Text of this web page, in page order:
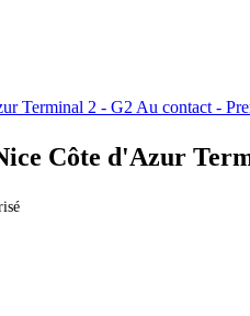
Terminal 2 - G2 Au contact -
Côte d'Azur